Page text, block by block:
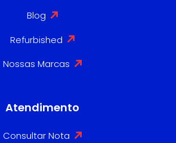
Blog
Refurbished
Nossas Marcas
Atendimento
Consultar Nota